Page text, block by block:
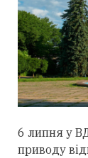
6 липня у
приводу